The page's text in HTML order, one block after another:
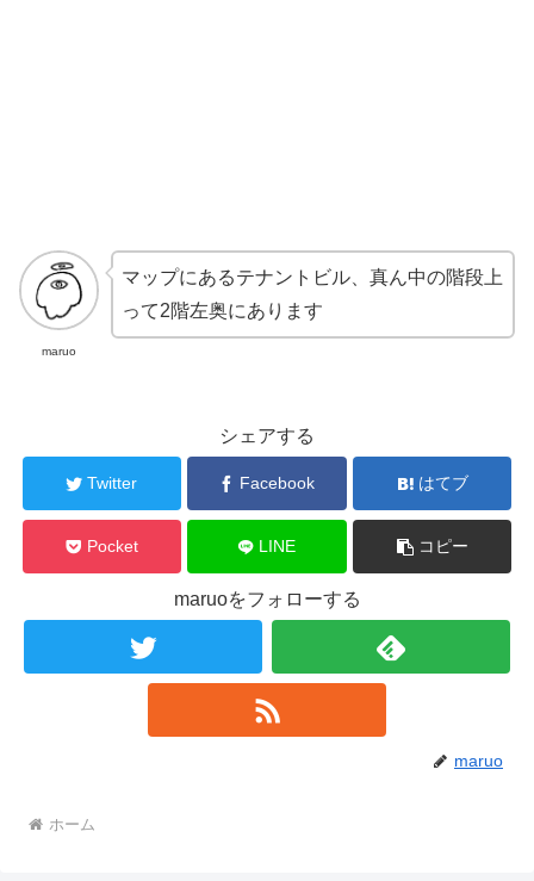
maruo
マップにあるテナントビル、真ん中の階段上
って2階左奥にあります
シェアする
Twitter Facebook はてブ
Pocket LINE コピー
maruoをフォローする
maruo
ホーム